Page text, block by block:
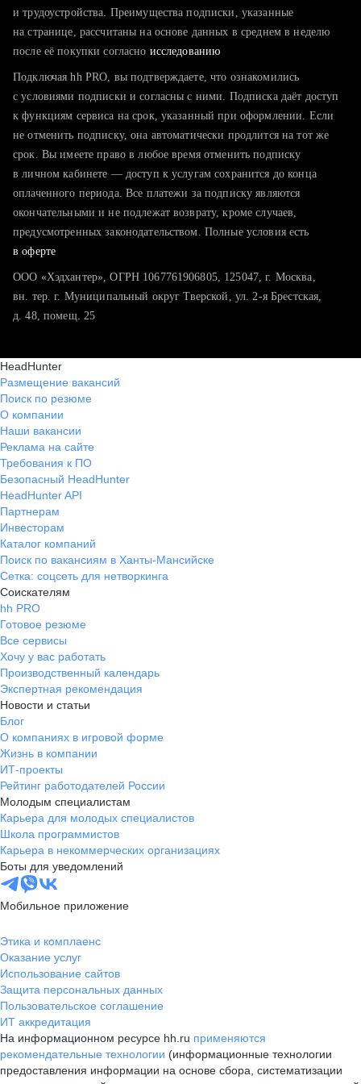
тратите много времени на поиск и вручную поднимаете
хотите сравнить себя с конкурентами и оценить шансы
и трудоустройства. Преимущества подписки, указанные
на странице, рассчитаны на основе данных в среднем в неделю
после её покупки согласно исследованию
Подключая hh PRO, вы подтверждаете, что ознакомились
с условиями подписки и согласны с ними. Подписка даёт доступ
к функциям сервиса на срок, указанный при оформлении. Если
не отменить подписку, она автоматически продлится на тот же
срок. Вы имеете право в любое время отменить подписку
в личном кабинете — доступ к услугам сохранится до конца
оплаченного периода. Все платежи за подписку являются
окончательными и не подлежат возврату, кроме случаев,
предусмотренных законодательством. Полные условия есть
в оферте
ООО «Хэдхантер», ОГРН 1067761906805, 125047, г. Москва,
вн. тер. г. Муниципальный округ Тверской, ул. 2-я Брестская,
д. 48, помещ. 25
HeadHunter
Размещение вакансий
Поиск по резюме
О компании
Наши вакансии
Реклама на сайте
Требования к ПО
Безопасный HeadHunter
HeadHunter API
Партнерам
Инвесторам
Каталог компаний
Поиск по вакансиям в Ханты-Мансийске
Сетка: соцсеть для нетворкинга
Соискателям
hh PRO
Готовое резюме
Все сервисы
Хочу у вас работать
Производственный календарь
Экспертная рекомендация
Новости и статьи
Блог
О компаниях в игровой форме
Жизнь в компании
ИТ-проекты
Рейтинг работодателей России
Молодым специалистам
Карьера для молодых специалистов
Школа программистов
Карьера в некоммерческих организациях
Боты для уведомлений
Мобильное приложение
Этика и комплаенс
Оказание услуг
Использование сайтов
Защита персональных данных
Пользовательское соглашение
ИТ аккредитация
На информационном ресурсе hh.ru применяются
рекомендательные технологии (информационные технологии
предоставления информации на основе сбора, систематизации